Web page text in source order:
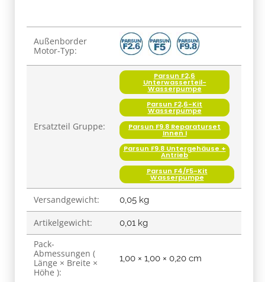
Produkteigenschaft
Wert
Außenborder
Motor-Typ:
Ersatzteil Gruppe:
Parsun F2,6
Unterwasserteil-
Wasserpumpe
Parsun F2,6-Kit
Wasserpumpe
Parsun F9.8 Reparaturset
Innen I
Parsun F9.8 Untergehäuse +
Antrieb
Parsun F4/F5-Kit
Wasserpumpe
Versandgewicht: 0,05 kg
Artikelgewicht: 0,01 kg
Pack-
Abmessungen (
Länge × Breite ×
Höhe ):
1,00 × 1,00 × 0,20 cm